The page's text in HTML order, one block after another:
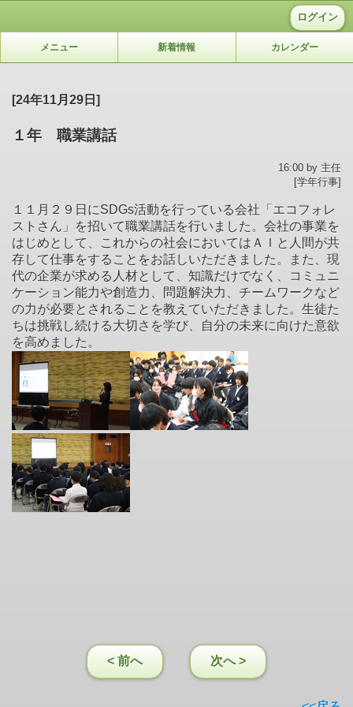
ログイン
メニュー 新着情報 カレンダー
[24年11月29日]
１年 職業講話
16:00 by 主任
[学年行事]
１１月２９日にSDGs活動を行っている会社「エコフォレ
ストさん」を招いて職業講話を行いました。会社の事業を
はじめとして、これからの社会においてはＡＩと人間が共
存して仕事をすることをお話しいただきました。また、現
代の企業が求める人材として、知識だけでなく、コミュニ
ケーション能力や創造力、問題解決力、チームワークなど
の力が必要とされることを教えていただきました。生徒た
ちは挑戦し続ける大切さを学び、自分の未来に向けた意欲
を高めました。
< 前へ 次へ >